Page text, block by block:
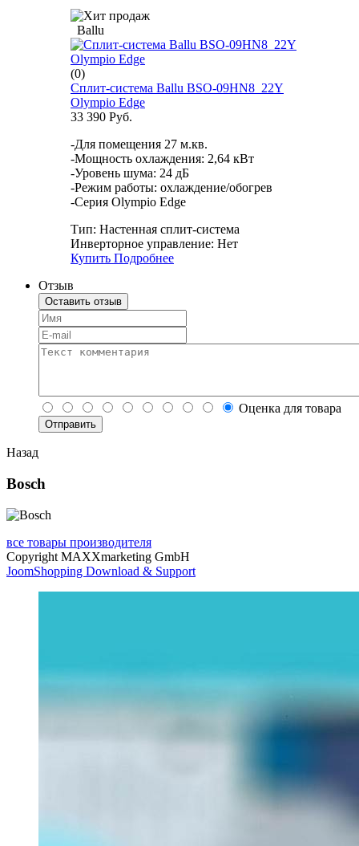
Ballu
(0)
Сплит-система Ballu BSO-09HN8_22Y
Olympio Edge
33 390 Руб.
-Для помещения 27 м.кв.
-Мощность охлаждения: 2,64 кВт
-Уровень шума: 24 дБ
-Режим работы: охлаждение/обогрев
-Серия Olympio Edge
Тип: Настенная сплит-система
Инверторное управление: Нет
Купить Подробнее
Отзыв
Оставить отзыв
Оценка для товара
Назад
Bosch
все товары производителя
Copyright MAXXmarketing GmbH
JoomShopping Download & Support